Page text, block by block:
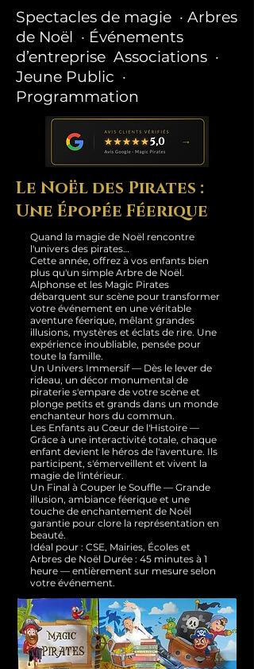
Spectacles de magie · Arbres
de Noël · Événements
d’entreprise Associations ·
Jeune Public ·
Programmation
Le Noël des Pirates :
Une Épopée Féerique
Quand la magie de Noël rencontre
l'univers des pirates…
Cette année, offrez à vos enfants bien
plus qu'un simple Arbre de Noël.
Alphonse et les Magic Pirates
débarquent sur scène pour transformer
votre événement en une véritable
aventure féerique, mêlant grandes
illusions, mystères et éclats de rire. Une
expérience inoubliable, pensée pour
toute la famille.
Un Univers Immersif — Dès le lever de
rideau, un décor monumental de
piraterie s'empare de votre scène et
plonge petits et grands dans un monde
enchanteur hors du commun.
Les Enfants au Cœur de l'Histoire —
Grâce à une interactivité totale, chaque
enfant devient le héros de l'aventure. Ils
participent, s'émerveillent et vivent la
magie de l'intérieur.
Un Final à Couper le Souffle — Grande
illusion, ambiance féerique et une
touche de enchantement de Noël
garantie pour clore la représentation en
beauté.
Idéal pour : CSE, Mairies, Écoles et
Arbres de Noël Durée : 45 minutes à 1
heure — entièrement sur mesure selon
votre événement.